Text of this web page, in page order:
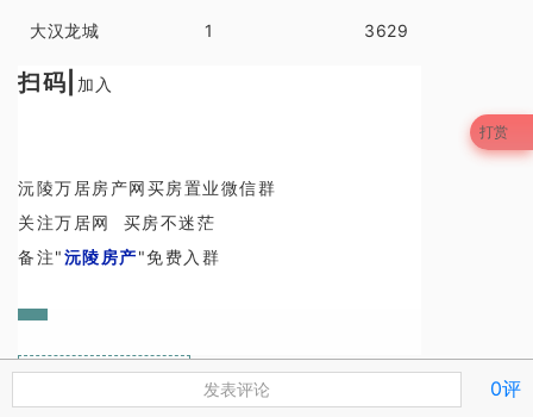
打赏
大汉龙城 1 3629
扫码| 加入
沅陵万居房产网买房置业微信群
关注万居网 买房不迷茫
备注"沅陵房产"免费入群
发表评论 0评